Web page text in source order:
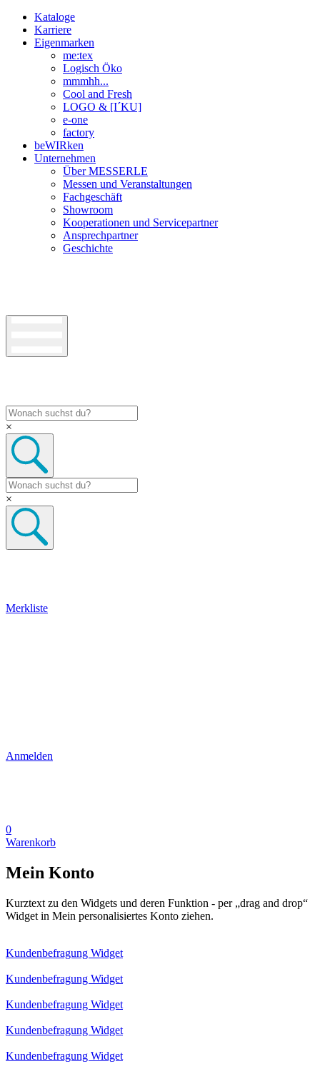
Kataloge
Karriere
Eigenmarken
me:tex
Logisch Öko
mmmhh...
Cool and Fresh
LOGO & [I´KU]
e-one
factory
beWIRken
Unternehmen
Über MESSERLE
Messen und Veranstaltungen
Fachgeschäft
Showroom
Kooperationen und Servicepartner
Ansprechpartner
Geschichte
×
×
Merkliste
Anmelden
0
Warenkorb
Mein Konto
Kurztext zu den Widgets und deren Funktion - per „drag and drop“
Widget in Mein personalisiertes Konto ziehen.
Kundenbefragung Widget
Kundenbefragung Widget
Kundenbefragung Widget
Kundenbefragung Widget
Kundenbefragung Widget